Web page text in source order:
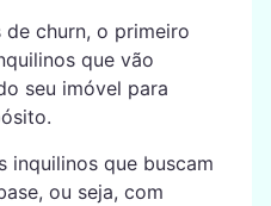
de churn, o primeiro
que vão
seu imóvel para
inquilinos que buscam
ou seja, com